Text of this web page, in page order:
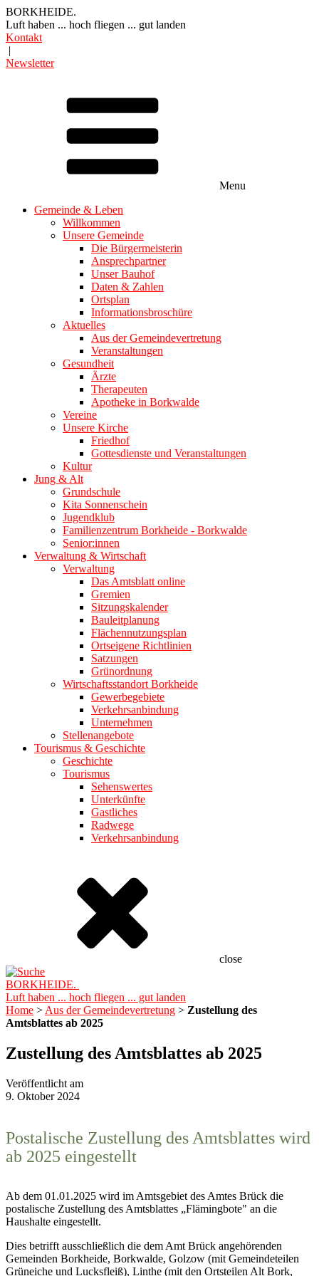
BORKHEIDE.
Luft haben ... hoch fliegen ... gut landen
Kontakt
|
Newsletter
Menu
Gemeinde & Leben
Willkommen
Unsere Gemeinde
Die Bürgermeisterin
Ansprechpartner
Unser Bauhof
Daten & Zahlen
Ortsplan
Informationsbroschüre
Aktuelles
Aus der Gemeindevertretung
Veranstaltungen
Gesundheit
Ärzte
Therapeuten
Apotheke in Borkwalde
Vereine
Unsere Kirche
Friedhof
Gottesdienste und Veranstaltungen
Kultur
Jung & Alt
Grundschule
Kita Sonnenschein
Jugendklub
Familienzentrum Borkheide - Borkwalde
Senior:innen
Verwaltung & Wirtschaft
Verwaltung
Das Amtsblatt online
Gremien
Sitzungskalender
Bauleitplanung
Flächennutzungsplan
Ortseigene Richtlinien
Satzungen
Grünordnung
Wirtschaftsstandort Borkheide
Gewerbegebiete
Verkehrsanbindung
Unternehmen
Stellenangebote
Tourismus & Geschichte
Geschichte
Tourismus
Sehenswertes
Unterkünfte
Gastliches
Radwege
Verkehrsanbindung
close
BORKHEIDE.
Luft haben ... hoch fliegen ... gut landen
Home > Aus der Gemeindevertretung > Zustellung des
Amtsblattes ab 2025
Zustellung des Amtsblattes ab 2025
Veröffentlicht am
9. Oktober 2024
Postalische Zustellung des Amtsblattes wird
ab 2025 eingestellt
Ab dem 01.01.2025 wird im Amtsgebiet des Amtes Brück die
postalische Zustellung des Amtsblattes „Flämingbote" an die
Haushalte eingestellt.
Dies betrifft ausschließlich die dem Amt Brück angehörenden
Gemeinden Borkheide, Borkwalde, Golzow (mit Gemeindeteilen
Grüneiche und Lucksfleiß), Linthe (mit den Ortsteilen Alt Bork,